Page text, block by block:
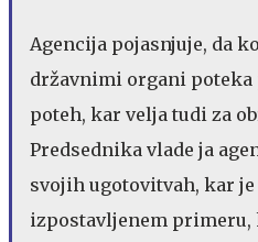
Agencija pojasnjuje, da
državnimi organi
poteh, kar velja tudi za
Predsednika vlade ja
svojih ugotovitvah, kar
izpostavljenem primeru,